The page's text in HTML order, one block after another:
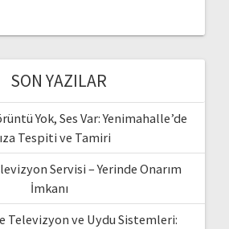
SON YAZILAR
Yok, Ses Var: Yenimahalle’de
Tespiti ve Tamiri
Servisi – Yerinde Onarım
İmkanı
Televizyon ve Uydu Sistemleri: